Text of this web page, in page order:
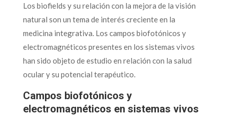
Los biofields y su relación con la mejora de la visión
natural son un tema de interés creciente en la
medicina integrativa. Los campos biofotónicos y
electromagnéticos presentes en los sistemas vivos
han sido objeto de estudio en relación con la salud
ocular y su potencial terapéutico.
Campos biofotónicos y
electromagnéticos en sistemas vivos